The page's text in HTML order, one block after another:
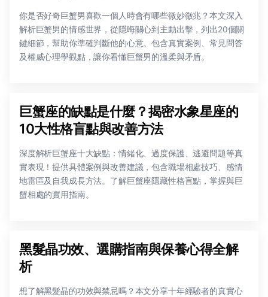
你是否好奇巨蟹男喜歡一個人時會有哪些微妙徵兆？本文深入
解析巨蟹男的情感世界，從隱晦關心到主動出擊，列出20個關
鍵細節，幫助你準確判斷他的心意。包含真實案例、常見問答
及權威心理學觀點，讓你看懂巨蟹男的溫柔與矛盾。
巨蟹座的缺點是什麼？揭密水象星座的
10大性格盲點與改善方法
深度解析巨蟹座十大缺點：情緒化、過度保護、逃避問題等真
實表現！提供具體案例與改善建議，包含職場相處技巧、感情
地雷區及自我成長方法。了解巨蟹座隱藏性格盲點，掌握與巨
蟹相處的實用指南。
黑髮晶功效、選購指南與保養心得全解
析
想了解黑髮晶的功效與禁忌嗎？本文分享十年經驗者的真實心